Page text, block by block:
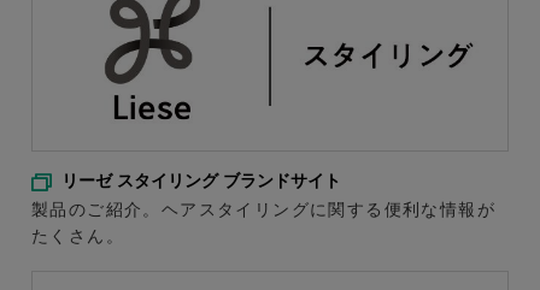
リーゼ スタイリング ブランドサイト
製品のご紹介。ヘアスタイリングに関する便利な情報が
たくさん。